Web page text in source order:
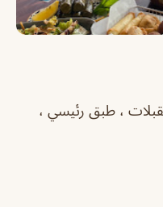
، طبق رئيسي ،